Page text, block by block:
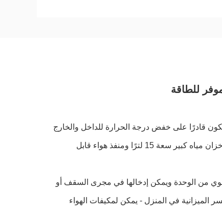
قادرًا على خفض درجة الحرارة للداخل والخارج
لخلق بيئة تبريد.تصميم بعجلات متحركة محمولة ، يسهل نقلها إلى أي مكان.أيضًا مع خزان مياه كبير سعة 15 لترًا ومنفذ هواء قابل
من الوحدة ويمكن إدخالها في مجرى السقف أو
الميزانية في المنزل - يمكن لمكيفات الهواء